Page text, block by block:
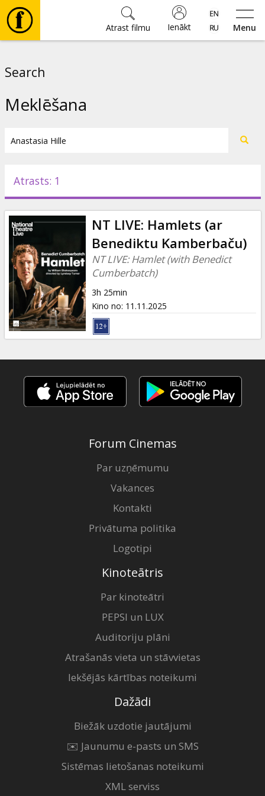
Menu
Ienākt
Atrast filmu
Pasākumi
Ziņas
Dāvanu
kartes
Uzkodas
Kino
Klubs
Search
Meklēšana
Atrasts: 1
NT LIVE: Hamlets (ar
Benediktu Kamberbaču)
NT LIVE: Hamlet (with Benedict
Cumberbatch)
3h 25min
Kino no: 11.11.2025
Forum Cinemas
Par uzņēmumu
Vakances
Kontakti
Privātuma politika
Logotipi
Kinoteātris
Par kinoteātri
PEPSI un LUX
Auditoriju plāni
Atrašanās vieta un stāvvietas
Iekšējās kārtības noteikumi
Dažādi
Biežāk uzdotie jautājumi
✉️ Jaunumu e-pasts un SMS
Sistēmas lietošanas noteikumi
XML serviss